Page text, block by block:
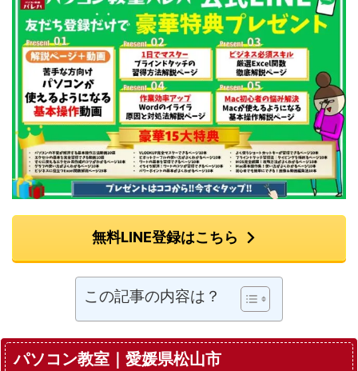
無料LINE登録はこちら
この記事の内容は？
パソコン教室｜愛媛県松山市